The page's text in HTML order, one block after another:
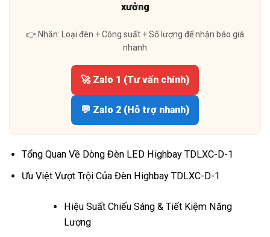
xưởng
👉 Nhắn: Loại đèn + Công suất + Số lượng để nhận báo giá
nhanh
🚀 Zalo 1 (Tư vấn chính)
💬 Zalo 2 (Hỗ trợ nhanh)
Tổng Quan Về Dòng Đèn LED Highbay TDLXC-D-1
Ưu Việt Vượt Trội Của Đèn Highbay TDLXC-D-1
Hiệu Suất Chiếu Sáng & Tiết Kiệm Năng
Lượng